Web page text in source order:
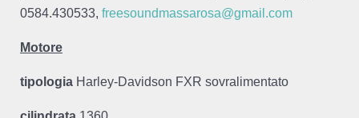
0584.430533, freesoundmassarosa@gmail.com
Motore
tipologia Harley-Davidson FXR sovralimentato